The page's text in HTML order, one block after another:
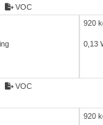
VOC
920
0,13
VOC
920